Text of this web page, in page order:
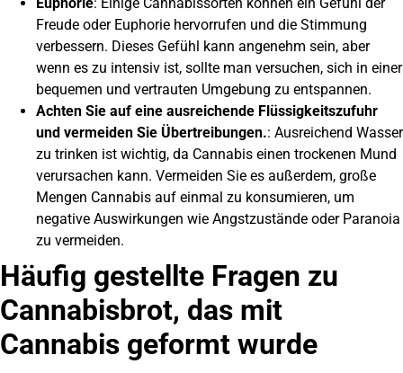
Freude oder Euphorie hervorrufen und die Stimmung
verbessern. Dieses Gefühl kann angenehm sein, aber
wenn es zu intensiv ist, sollte man versuchen, sich in einer
bequemen und vertrauten Umgebung zu entspannen.
Achten Sie auf eine ausreichende Flüssigkeitszufuhr
und vermeiden Sie Übertreibungen.: Ausreichend Wasser
zu trinken ist wichtig, da Cannabis einen trockenen Mund
verursachen kann. Vermeiden Sie es außerdem, große
Mengen Cannabis auf einmal zu konsumieren, um
negative Auswirkungen wie Angstzustände oder Paranoia
zu vermeiden.
Häufig gestellte Fragen zu
Cannabisbrot, das mit
Cannabis geformt wurde